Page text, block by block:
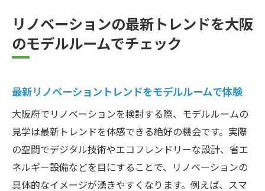
リノベーションの最新トレンドを大阪
のモデルルームでチェック
最新リノベーショントレンドをモデルルームで体験
大阪府でリノベーションを検討する際、モデルルームの
見学は最新トレンドを体感できる絶好の機会です。実際
の空間でデジタル技術やエコフレンドリーな設計、省エ
ネルギー設備などを目にすることで、リノベーションの
具体的なイメージが湧きやすくなります。例えば、スマ